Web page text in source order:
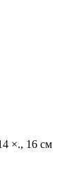
×., 16 см